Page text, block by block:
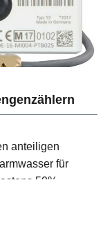
anteiligen
für
50%
dieses zu